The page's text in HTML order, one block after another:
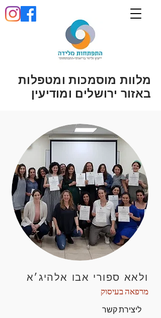
מלוות מוסמכות ומטפלות
באזור ירושלים ומודיעין
ולאא ספורי אבו אלהיג׳א
מרפאה בעיסוק
ליצירת קשר